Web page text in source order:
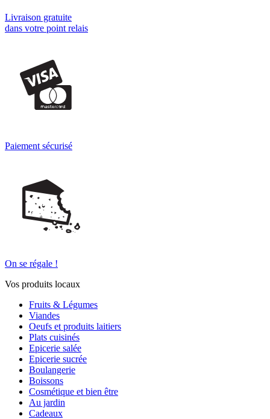
Livraison gratuite
dans votre point relais
Paiement sécurisé
On se régale !
Vos produits locaux
Fruits & Légumes
Viandes
Oeufs et produits laitiers
Plats cuisinés
Epicerie salée
Epicerie sucrée
Boulangerie
Boissons
Cosmétique et bien être
Au jardin
Cadeaux